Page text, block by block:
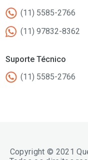
(11) 5585-2766
(11) 97832-8362
Suporte Técnico
(11) 5585-2766
Copyright © 2021